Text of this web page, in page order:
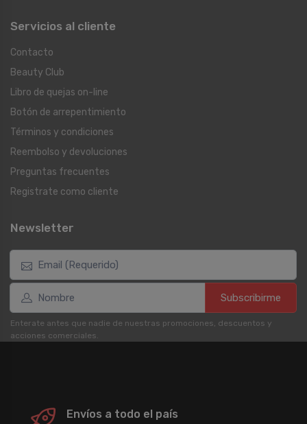
Servicios al cliente
Contacto
Beauty Club
Libro de quejas on-line
Botón de arrepentimiento
Términos y condiciones
Reembolso y devoluciones
Preguntas frecuentes
Registrate como cliente
Newsletter
Subscribirme
Enterate antes que nadie de nuestras promociones, descuentos y
acciones comerciales.
Envíos a todo el país